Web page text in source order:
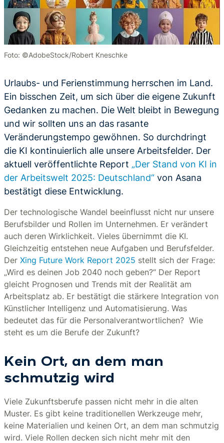
Foto: ©AdobeStock/Robert Kneschke
Urlaubs- und Ferienstimmung herrschen im Land.
Ein bisschen Zeit, um sich über die eigene Zukunft
Gedanken zu machen. Die Welt bleibt in Bewegung
und wir sollten uns an das rasante
Veränderungstempo gewöhnen. So durchdringt
die KI kontinuierlich alle unsere Arbeitsfelder. Der
aktuell veröffentlichte Report „Der Stand von KI in
der Arbeitswelt 2025: Deutschland“ von Asana
bestätigt diese Entwicklung.
Der technologische Wandel beeinflusst nicht nur unsere
Berufsbilder und Rollen im Unternehmen. Er verändert
auch deren Wirklichkeit. Vieles übernimmt die KI.
Gleichzeitig entstehen neue Aufgaben und Berufsfelder.
Der Xing Future Work Report 2025 stellt sich der Frage:
„Wird es deinen Job 2040 noch geben?“ Der Report
gleicht Prognosen und Trends mit der Realität am
Arbeitsplatz ab. Er bestätigt die stärkere Integration von
Künstlicher Intelligenz und Automatisierung. Was
bedeutet das für die Personalverantwortlichen? Wie
steht es um die Berufe der Zukunft?
Kein Ort, an dem man
schmutzig wird
Viele Zukunftsberufe passen nicht mehr in die alten
Muster. Es gibt keine traditionellen Werkzeuge mehr,
keine Materialien und keinen Ort, an dem man schmutzig
wird. Viele Rollen decken sich nicht mehr mit den